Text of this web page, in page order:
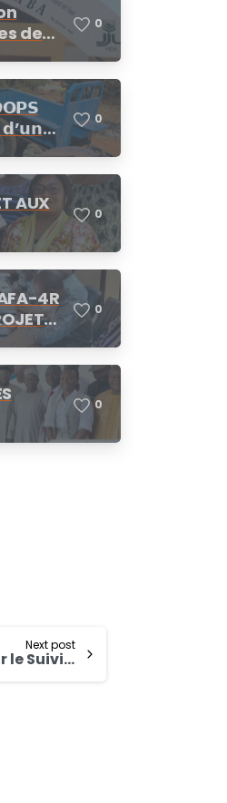
de
de
0
0
AUX
0
4R
0
SE
0
Next post
AMI pour le Suivi contrôle des travaux de consolidation des basfonds dans la commune de Bokin pour le compte du Programme pour le Renforcement de la Résilience des Petits Producteurs (RESI-2P)